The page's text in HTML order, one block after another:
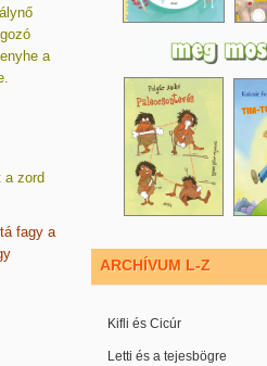
a
a zord
fagy a
ARCHÍVUM L-Z
Kifli és Cicúr
Letti és a tejesbögre